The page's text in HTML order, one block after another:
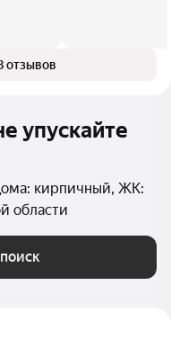
отзывов
упускайте
кирпичный, ЖК:
области